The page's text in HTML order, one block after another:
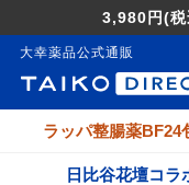
3,980円(税
大幸薬品公式通販
ラッパ整腸薬BF24
日比谷花壇コ